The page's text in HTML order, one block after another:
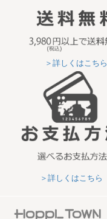
＞詳しくはこちら
＞詳しくはこちら